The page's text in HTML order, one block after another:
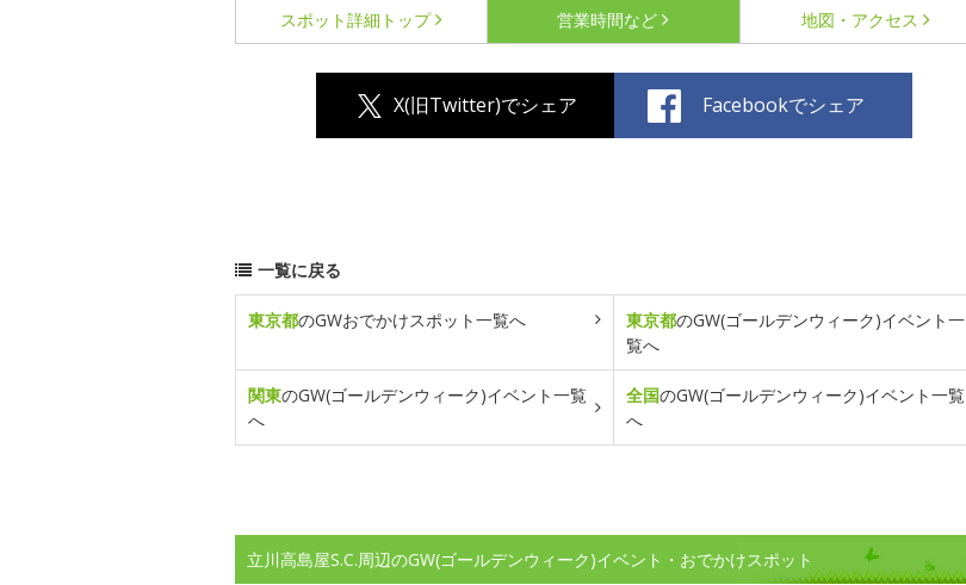
スポット詳細 トップ 営業時間など 地図・アクセス
X(旧Twitter)でシェア Facebookでシェア
一覧に戻る
東京都のGWおでかけスポット一覧へ 東京都のGW(ゴールデンウィーク)イベント一
覧へ
関東のGW(ゴールデンウィーク)イベント一覧
へ
全国のGW(ゴールデンウィーク)イベント一覧
へ
立川高島屋S.C.周辺のGW(ゴールデンウィーク)イベント・おでかけスポット